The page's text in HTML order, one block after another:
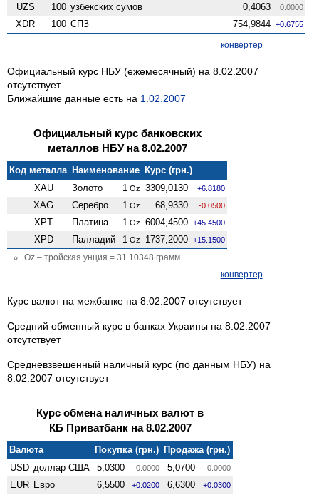
UZS 100 узбекских сумов 0,4063 0.0000
XDR 100 СПЗ 754,9844 +0.6755
конвертер
Официальный курс НБУ (ежемесячный) на 8.02.2007
отсутствует
Ближайшие данные есть на 1.02.2007
Официальный курс банковских
металлов НБУ на 8.02.2007
Код металла Наименование Курс (грн.)
XAU
Золото 1 Oz 3309,0130 +6.8180
XAG Серебро 1 Oz 68,9330 -0.0500
XPT Платина 1 Oz 6004,4500 +45.4500
XPD Палладий 1 Oz 1737,2000 +15.1500
Oz – тройская унция = 31.10348 грамм
конвертер
Курс валют на межбанке на 8.02.2007 отсутствует
Средний обменный курс в банках Украины на 8.02.2007
отсутствует
Средневзвешенный наличный курс (по данным НБУ) на
8.02.2007 отсутствует
Курс обмена наличных валют в
КБ Приватбанк на 8.02.2007
Валюта Покупка (грн.) Продажа (грн.)
USD доллар США 5,0300 0.0000 5,0700 0.0000
EUR Евро 6,5500 +0.0200 6,6300 +0.0300